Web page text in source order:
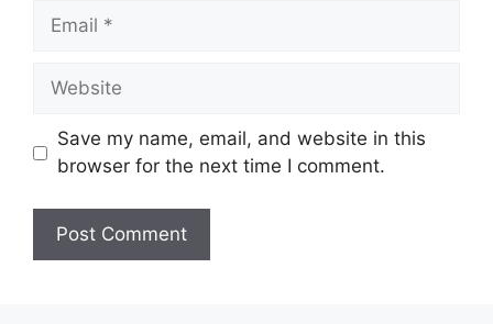
Email
Website
Save my name, email, and website in this
browser for the next time I comment.